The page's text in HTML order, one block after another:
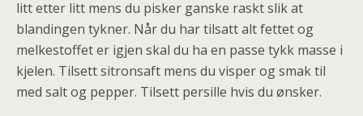
litt etter litt mens du pisker ganske raskt slik at
blandingen tykner. Når du har tilsatt alt fettet og
melkestoffet er igjen skal du ha en passe tykk masse i
kjelen. Tilsett sitronsaft mens du visper og smak til
med salt og pepper. Tilsett persille hvis du ønsker.